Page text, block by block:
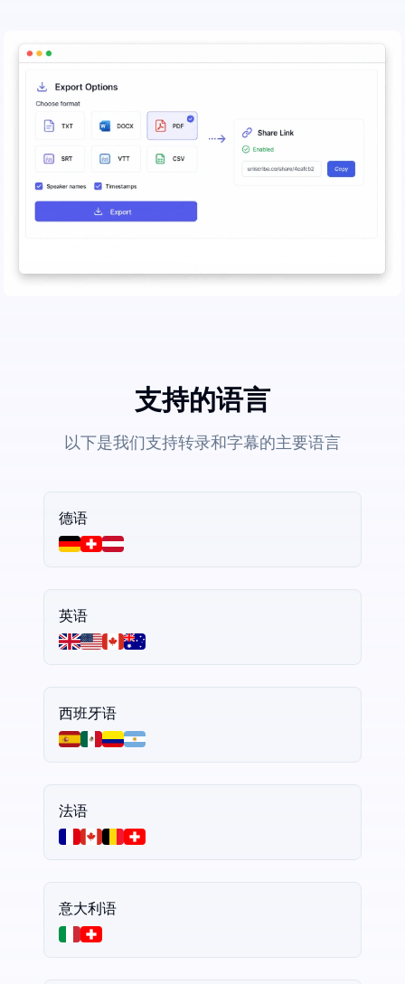
支持的语言
以下是我们支持转录和字幕的主要语言
德语
英语
西班牙语
法语
意大利语